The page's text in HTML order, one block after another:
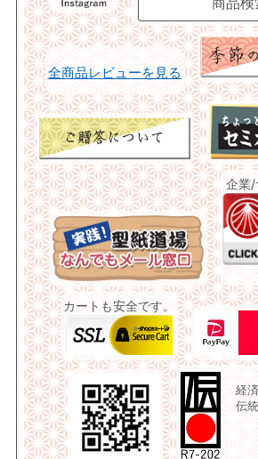
全商品レビューを見る
企業/
カートも安全です。
経
伝